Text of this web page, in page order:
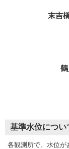
末吉
基準水位につい
各観測所で、水位が